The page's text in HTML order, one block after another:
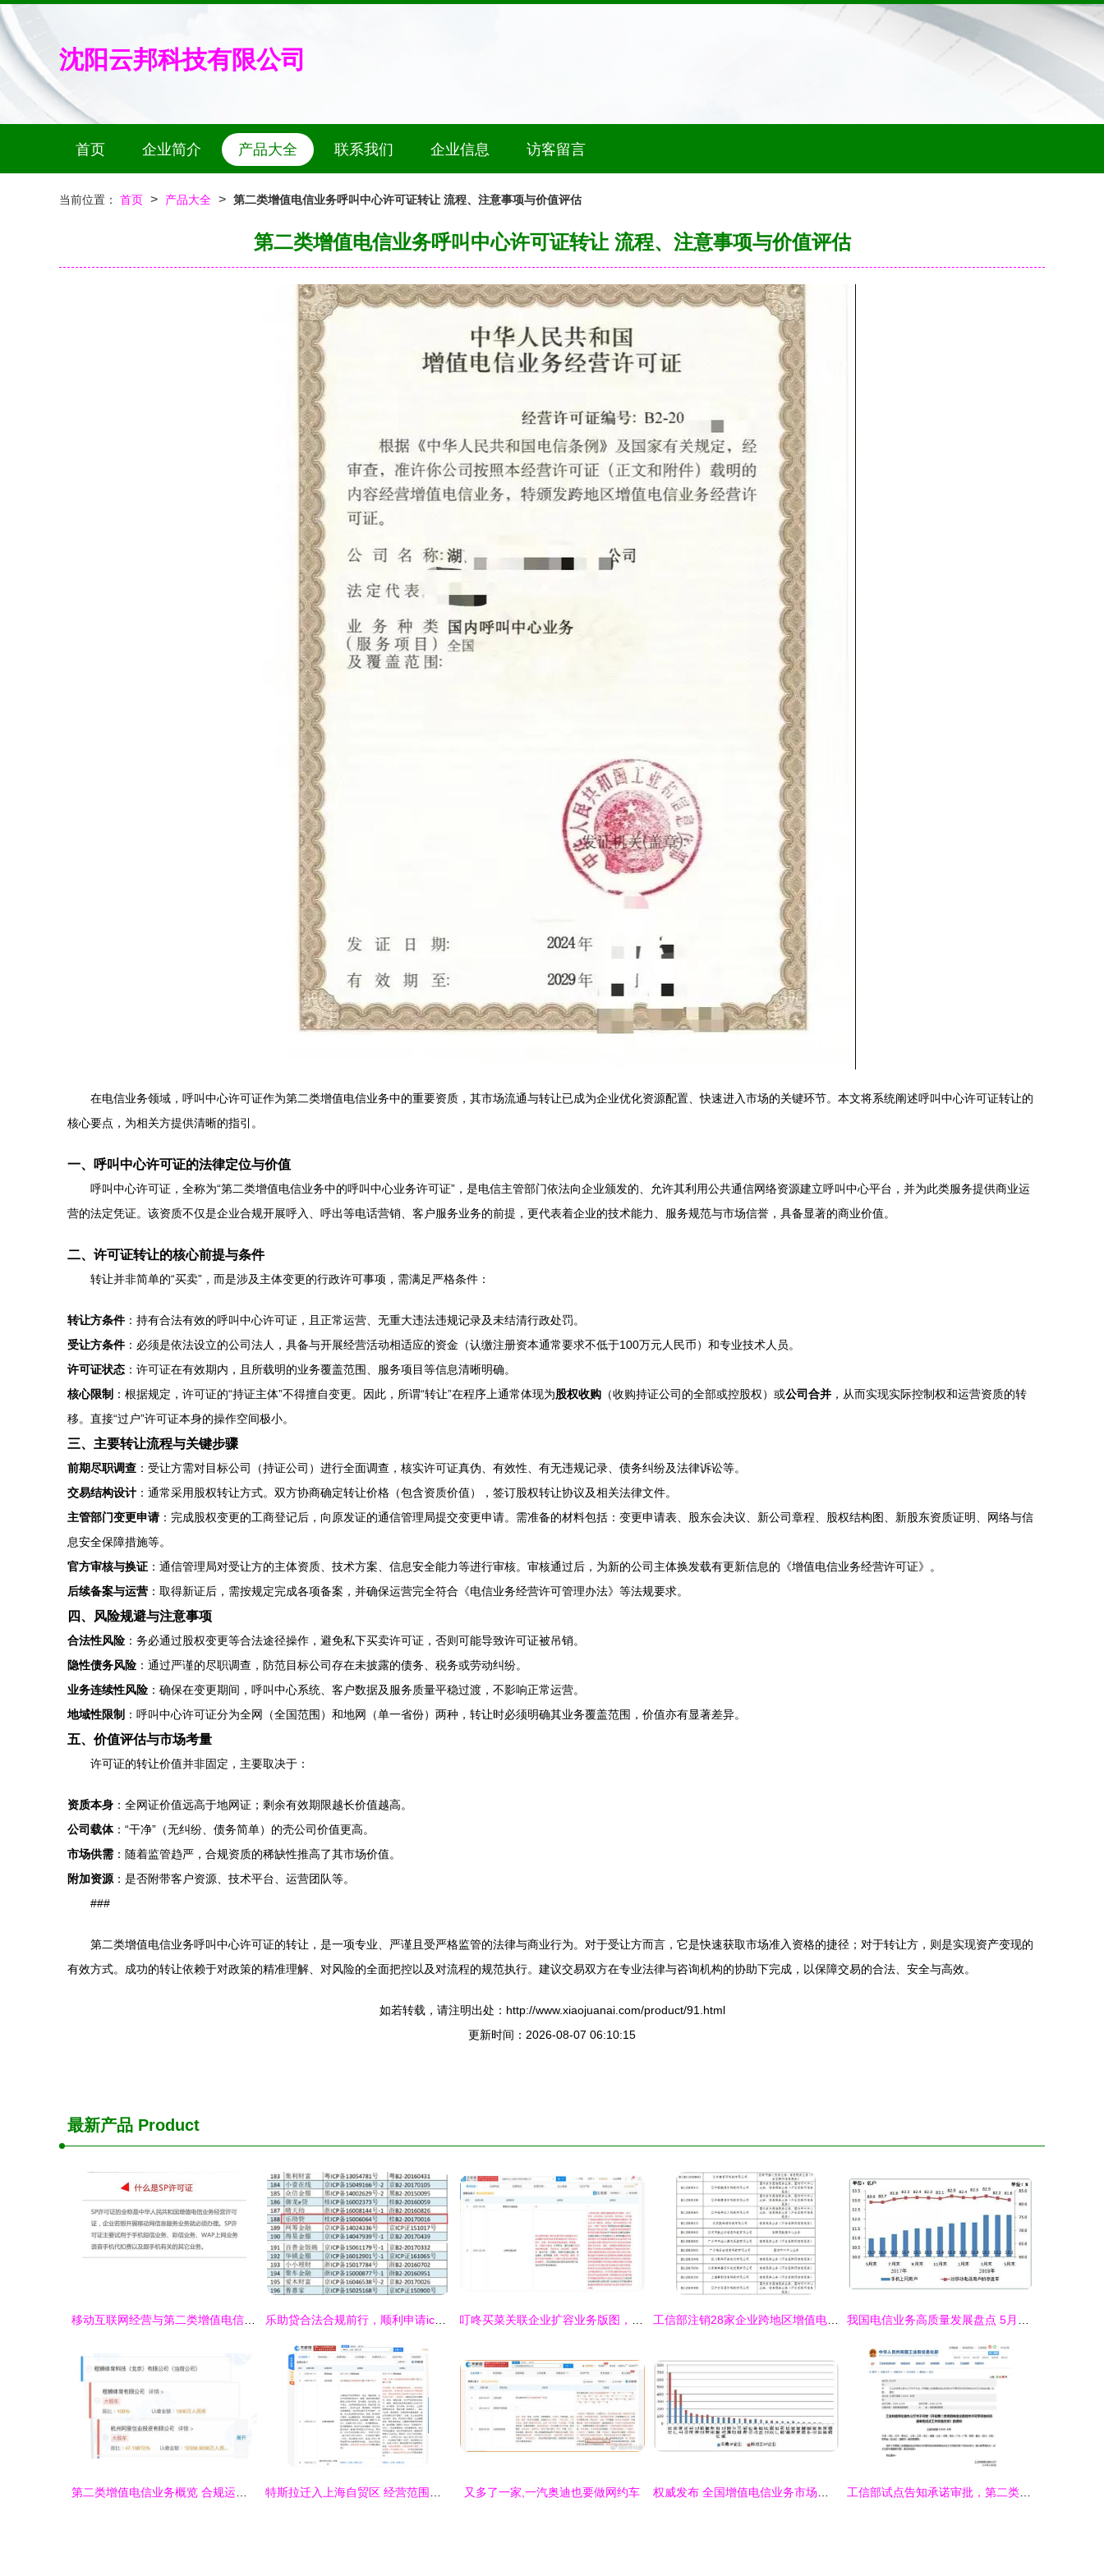
沈阳云邦科技有限公司
首页 企业简介 产品大全 联系我们 企业信息 访客留言
当前位置： 首页 > 产品大全 > 第二类增值电信业务呼叫中心许可证转让 流程、注意事项与价值评估
第二类增值电信业务呼叫中心许可证转让 流程、注意事项与价值评估
在电信业务领域，呼叫中心许可证作为第二类增值电信业务中的重要资质，其市场流通与转让已成为企业优化资源配置、快速进入市场的关键环节。本文将系统阐述呼叫中心许可证转让的
核心要点，为相关方提供清晰的指引。
一、呼叫中心许可证的法律定位与价值
呼叫中心许可证，全称为“第二类增值电信业务中的呼叫中心业务许可证”，是电信主管部门依法向企业颁发的、允许其利用公共通信网络资源建立呼叫中心平台，并为此类服务提供商业运
营的法定凭证。该资质不仅是企业合规开展呼入、呼出等电话营销、客户服务业务的前提，更代表着企业的技术能力、服务规范与市场信誉，具备显著的商业价值。
二、许可证转让的核心前提与条件
转让并非简单的“买卖”，而是涉及主体变更的行政许可事项，需满足严格条件：
转让方条件：持有合法有效的呼叫中心许可证，且正常运营、无重大违法违规记录及未结清行政处罚。
受让方条件：必须是依法设立的公司法人，具备与开展经营活动相适应的资金（认缴注册资本通常要求不低于100万元人民币）和专业技术人员。
许可证状态 ：许可证在有效期内，且所载明的业务覆盖范围、服务项目等信息清晰明确。
核心限制 ：根据规定，许可证的“持证主体”不得擅自变更。因此，所谓“转让”在程序上通常体现为股权收购 （收购持证公司的全部或控股权）或公司合并 ，从而实现实际控制权和运营资质的转
移。直接“过户”许可证本身的操作空间极小。
三、主要转让流程与关键步骤
前期尽职调查 ：受让方需对目标公司（持证公司）进行全面调查，核实许可证真伪、有效性、有无违规记录、债务纠纷及法律诉讼等。
交易结构设计 ：通常采用股权转让方式。双方协商确定转让价格（包含资质价值），签订股权转让协议及相关法律文件。
主管部门变更申请：完成股权变更的工商登记后，向原发证的通信管理局提交变更申请。需准备的材料包括：变更申请表、股东会决议、新公司章程、股权结构图、新股东资质证明、网络与信
息安全保障措施等。
官方审核与换证 ：通信管理局对受让方的主体资质、技术方案、信息安全能力等进行审核。审核通过后，为新的公司主体换发载有更新信息的《增值电信业务经营许可证》。
后续备案与运营 ：取得新证后，需按规定完成各项备案，并确保运营完全符合《电信业务经营许可管理办法》等法规要求。
四、风险规避与注意事项
合法性风险 ：务必通过股权变更等合法途径操作，避免私下买卖许可证，否则可能导致许可证被吊销。
隐性债务风险 ：通过严谨的尽职调查，防范目标公司存在未披露的债务、税务或劳动纠纷。
业务连续性风险 ：确保在变更期间，呼叫中心系统、客户数据及服务质量平稳过渡，不影响正常运营。
地域性限制 ：呼叫中心许可证分为全网（全国范围）和地网（单一省份）两种，转让时必须明确其业务覆盖范围，价值亦有显著差异。
五、价值评估与市场考量
许可证的转让价值并非固定，主要取决于：
资质本身 ：全网证价值远高于地网证；剩余有效期限越长价值越高。
公司载体：“干净”（无纠纷、债务简单）的壳公司价值更高。
市场供需 ：随着监管趋严，合规资质的稀缺性推高了其市场价值。
附加资源 ：是否附带客户资源、技术平台、运营团队等。
###
第二类增值电信业务呼叫中心许可证的转让，是一项专业、严谨且受严格监管的法律与商业行为。对于受让方而言，它是快速获取市场准入资格的捷径；对于转让方，则是实现资产变现的
有效方式。成功的转让依赖于对政策的精准理解、对风险的全面把控以及对流程的规范执行。建议交易双方在专业法律与咨询机构的协助下完成，以保障交易的合法、安全与高效。
如若转载，请注明出处：http://www.xiaojuanai.com/product/91.html
更新时间：2026-08-07 06:10:15
最新产品 Product
又多了一家,一汽奥迪也要做网约车